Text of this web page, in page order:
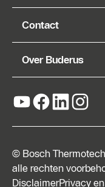
Contact
Over Buderus
© Bosch
alle rechten
DisclaimerPrivacy